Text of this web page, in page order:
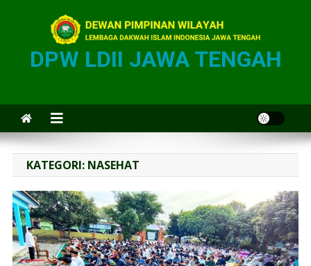
DPW LDII JAWA TENGAH
KATEGORI: NASEHAT